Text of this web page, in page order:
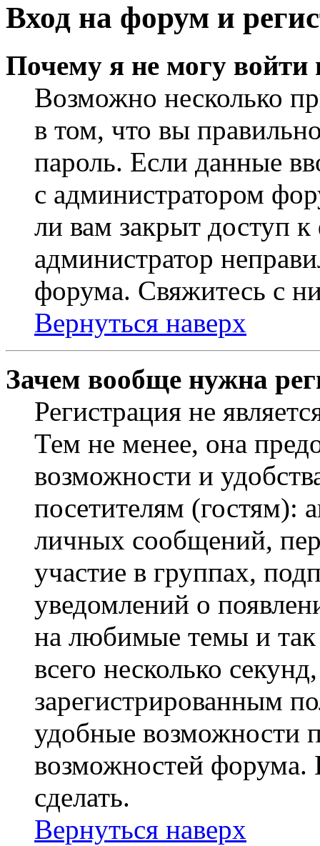
Вход на форум и
Почему я не могу войти
Возможно несколько
в том, что вы
пароль. Если данные
с администратором
ли вам закрыт доступ
администратор
форума. Свяжитесь с
Вернуться наверх
Зачем вообще нужна
Регистрация не
Тем не менее, она
возможности и
посетителям (гостям):
личных сообщений,
участие в группах,
уведомлений о
на любимые темы и так
всего несколько
зарегистрированным
удобные возможности
возможностей
сделать.
Вернуться наверх